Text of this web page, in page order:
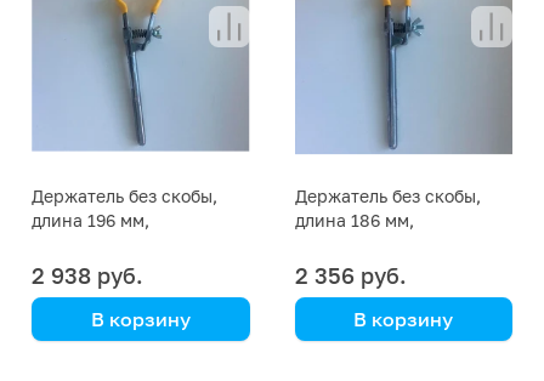
Держатель без скобы,
длина 196 мм,
2 938 руб.
В корзину
Держатель без скобы,
длина 186 мм,
2 356 руб.
В корзину